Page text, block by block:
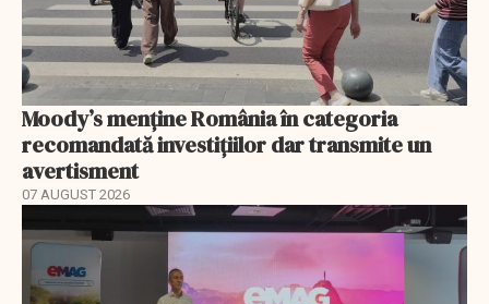
Moody’s menține România în categoria
recomandată investițiilor dar transmite un
avertisment
07 AUGUST 2026